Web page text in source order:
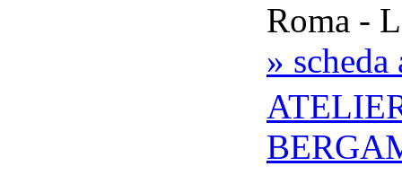
Roma -
» scheda